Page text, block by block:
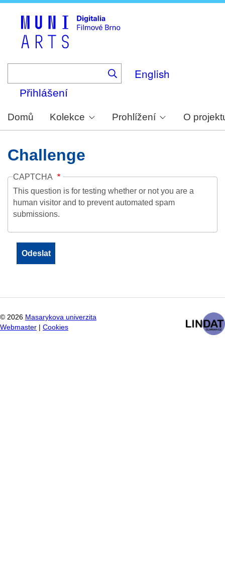
English
Přihlášení
Domů Kolekce Prohlížení O
Challenge
CAPTCHA
This question is for testing whether or not you are a
human visitor and to prevent automated spam
submissions.
© 2026 Masarykova univerzita
Webmaster
Cookies